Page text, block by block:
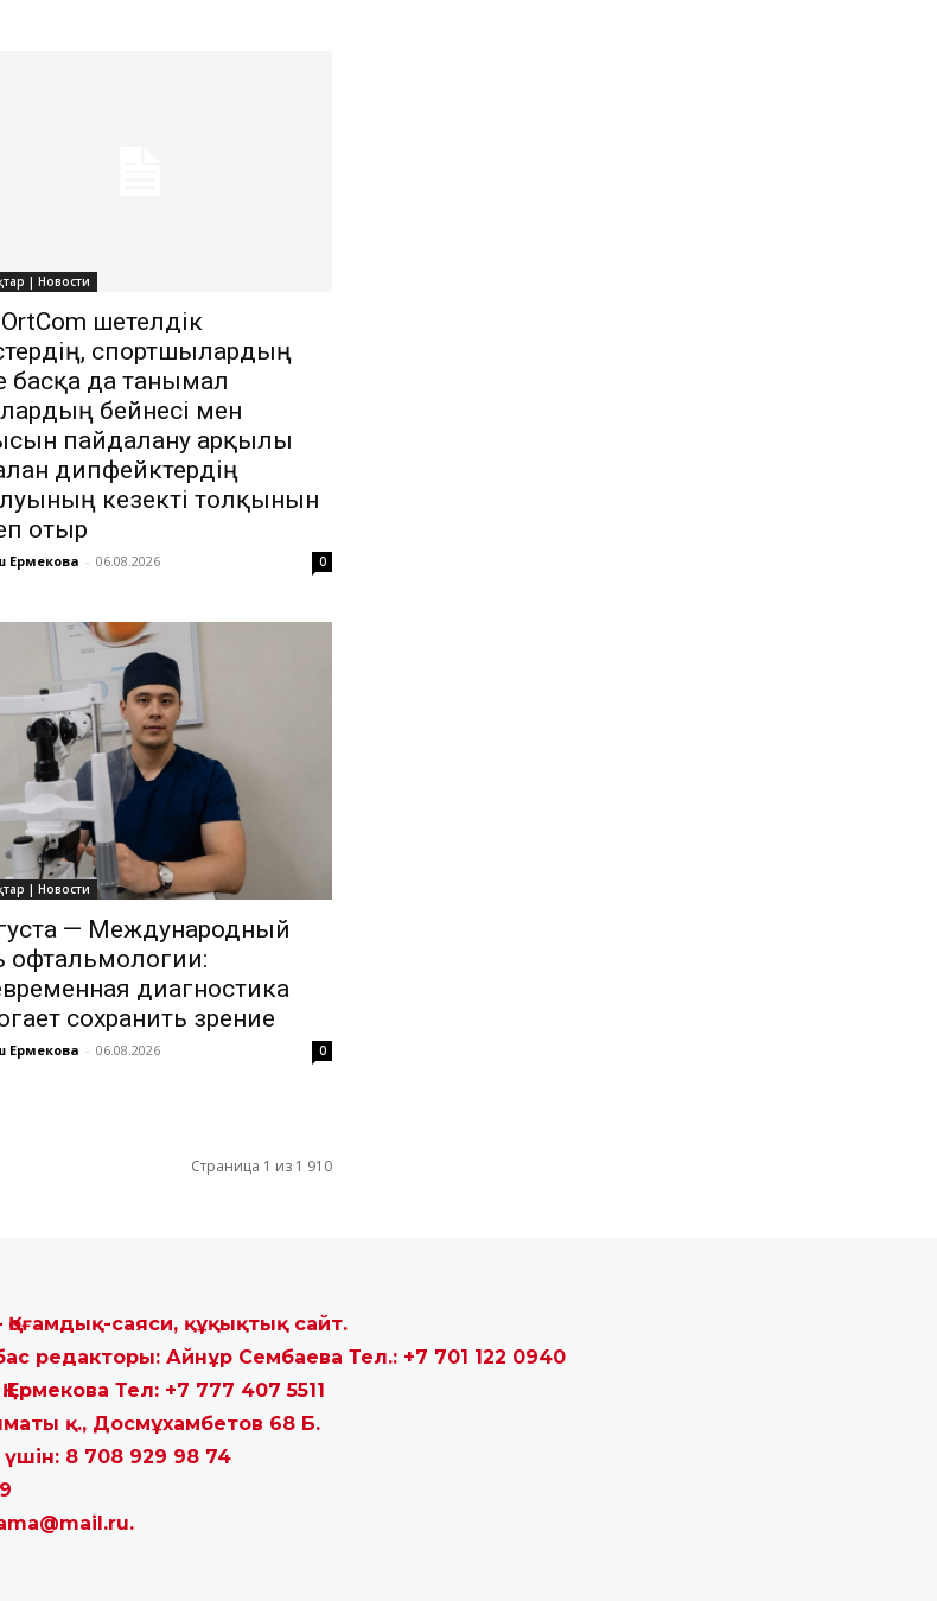
| Новости
шетелдік
спортшылардың
басқа да танымал
бейнесі мен
пайдалану арқылы
дипфейктердің
кезекті толқынын
отыр
Ермекова - 06.08.2026 0
| Новости
— Международный
офтальмологии:
диагностика
сохранить зрение
Ермекова - 06.08.2026 0
Страница 1 из 1 910
Қоғамдық-саяси, құқықтық сайт.
редакторы: Айнұр Сембаева Тел.: +7 701 122 0940
Тел: +7 777 407 5511
қ., Досмұхамбетов 68 Б.
8 708 929 98 74